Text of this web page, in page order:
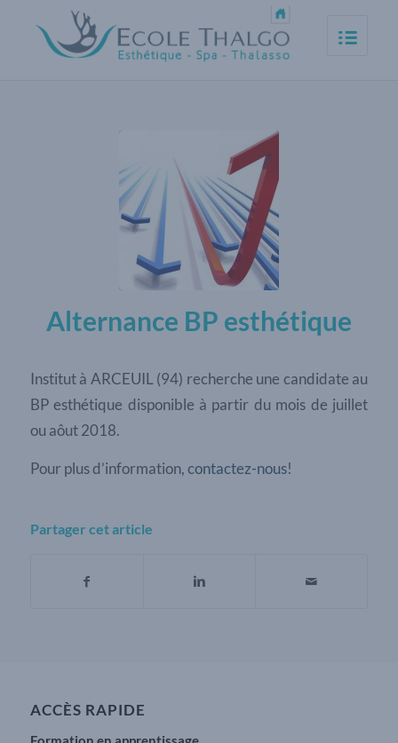
Alternance BP esthétique
Institut à ARCEUIL (94) recherche une candidate au
BP esthétique disponible à partir du mois de juillet
ou aôut 2018.
Pour plus d’information,contactez-nous!
Partager cet article
ACCÈS RAPIDE